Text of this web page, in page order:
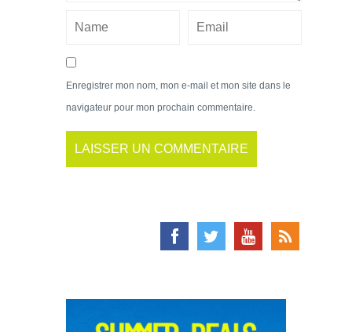
Enregistrer mon nom, mon e-mail et mon site dans le
navigateur pour mon prochain commentaire.